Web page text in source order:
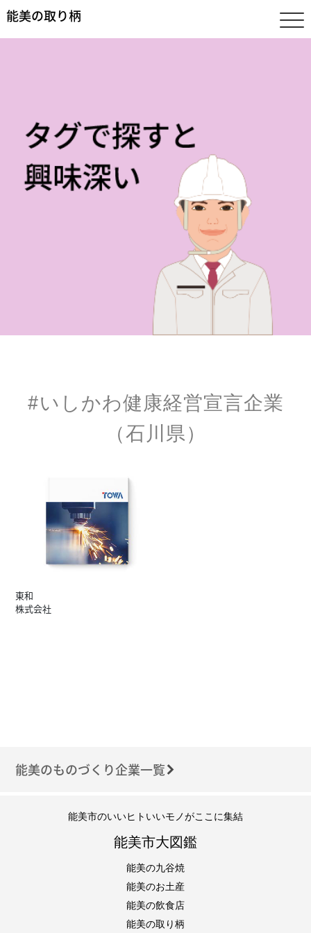
能美の取り柄
#いしかわ健康経営宣言企業
（石川県）
東和
株式会社
能美のものづくり企業一覧
能美市のいいヒトいいモノがここに集結
能美市大図鑑
能美の九谷焼
能美のお土産
能美の飲食店
能美の取り柄